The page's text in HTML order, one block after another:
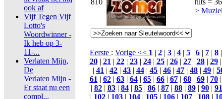
ook af
Vijf Tegen Vijf
Lotto's
Woordwinner -
Ik heb op 3-
11-...
Verlaten Mijn,
De
Verlaten Mijn -
Er staat nu een
compl...
810
hits =
>
Eerste : Vorige << 1 | 2 | 3 | 4 | 5 | 6 | 7 | 8
20| 21| 22| 23| 24| 25| 26| 27| 28| 29
| 41 | 42 | 43 | 44 | 45 | 46 | 47 | 48 | 49 |
61| 62| 63| 64| 65| 66| 67| 68| 69| 70
| 82| 83| 84| 85| 86| 87| 88| 89| 90| 91
| 102| 103| 104| 105| 106| 107| 108|